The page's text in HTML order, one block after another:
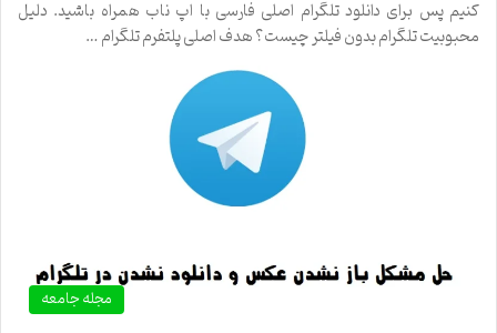
کنیم پس برای دانلود تلگرام اصلی فارسی با اپ ناب همراه باشید. دلیل
محبوبیت تلگرام بدون فیلتر چیست؟ هدف اصلی پلتفرم تلگرام …
مجله جامعه